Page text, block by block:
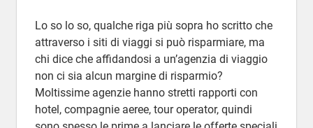
Lo so lo so, qualche riga più sopra ho scritto che
attraverso i siti di viaggi si può risparmiare, ma
chi dice che affidandosi a un’agenzia di viaggio
non ci sia alcun margine di risparmio?
Moltissime agenzie hanno stretti rapporti con
hotel, compagnie aeree, tour operator, quindi